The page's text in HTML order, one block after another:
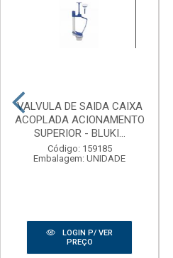
VALVULA DE SAIDA CAIXA
ACOPLADA ACIONAMENTO
SUPERIOR - BLUKI...
Código: 159185
Embalagem: UNIDADE
LOGIN P/ VER
PREÇO